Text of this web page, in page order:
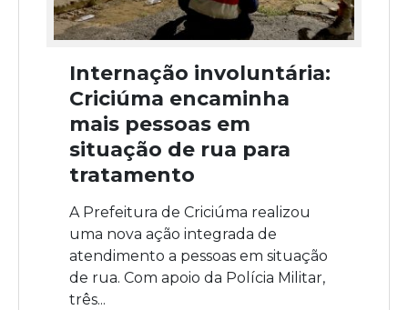
Internação involuntária:
Criciúma encaminha
mais pessoas em
situação de rua para
tratamento
A Prefeitura de Criciúma realizou
uma nova ação integrada de
atendimento a pessoas em situação
de rua. Com apoio da Polícia Militar,
três...